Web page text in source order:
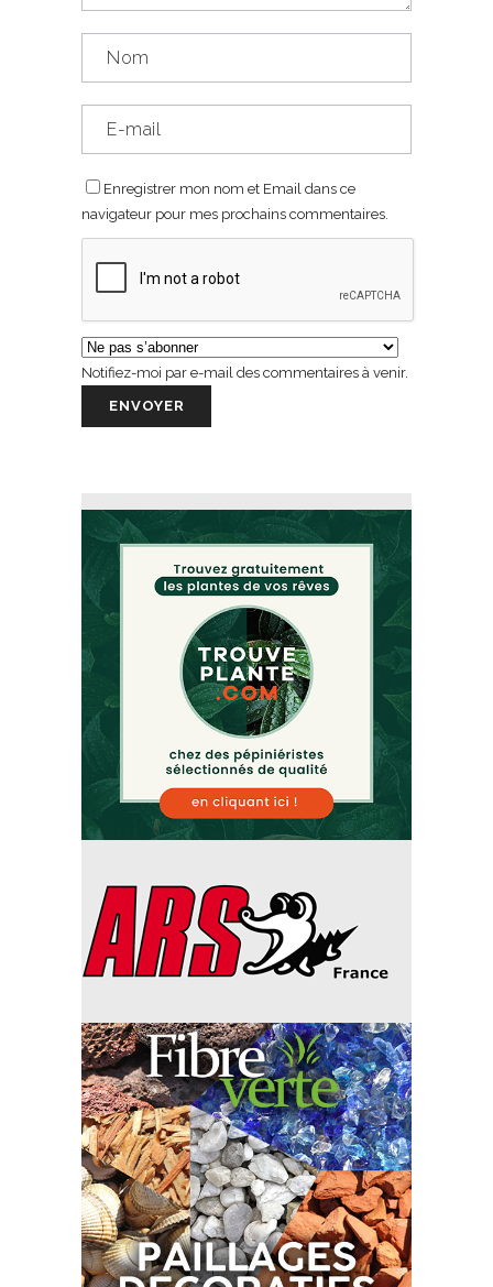
Enregistrer mon nom et Email dans ce
navigateur pour mes prochains commentaires.
Notifiez-moi par e-mail des commentaires à venir.